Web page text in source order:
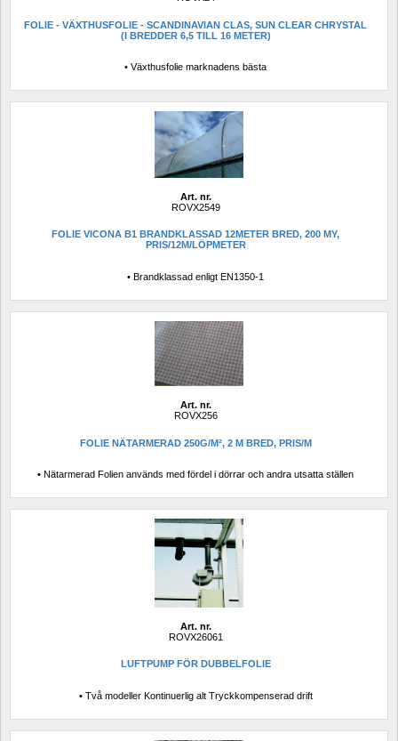
FOLIE - VÄXTHUSFOLIE - SCANDINAVIAN CLAS, SUN CLEAR CHRYSTAL
(I BREDDER 6,5 TILL 16 METER)
• Växthusfolie marknadens bästa
Art. nr.
ROVX2549
FOLIE VICONA B1 BRANDKLASSAD 12METER BRED, 200 MY,
PRIS/12M/LÖPMETER
• Brandklassad enligt EN1350-1
Art. nr.
ROVX256
FOLIE NÄTARMERAD 250G/M², 2 M BRED, PRIS/M
• Nätarmerad Folien används med fördel i dörrar och andra utsatta ställen
Art. nr.
ROVX26061
LUFTPUMP FÖR DUBBELFOLIE
• Två modeller Kontinuerlig alt Tryckkompenserad drift